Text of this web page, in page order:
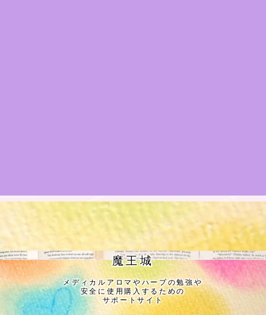
Cジャスミン瑠璃地楽の主な活動先リンク集
プロフィール
アロマハーブアンケート
魔王城
メディカルアロマやハーブの勉強や
安全に使用購入するための
サポートサイト